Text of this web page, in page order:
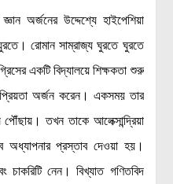
অর্জনের উদ্দেশ্যে হাইপেশিয়া
রোমান সাম্রাজ্য ঘুরতে ঘুরতে
একটি বিদ্যালয়ে শিক্ষকতা শুরু
অর্জন করেন। একসময় তার
পৌঁছায়। তখন তাকে আলেক্সান্দ্রিয়া
অধ্যাপনার প্রস্তাব দেওয়া হয়।
চাকরিটি নেন। বিখ্যাত গণিতবিদ